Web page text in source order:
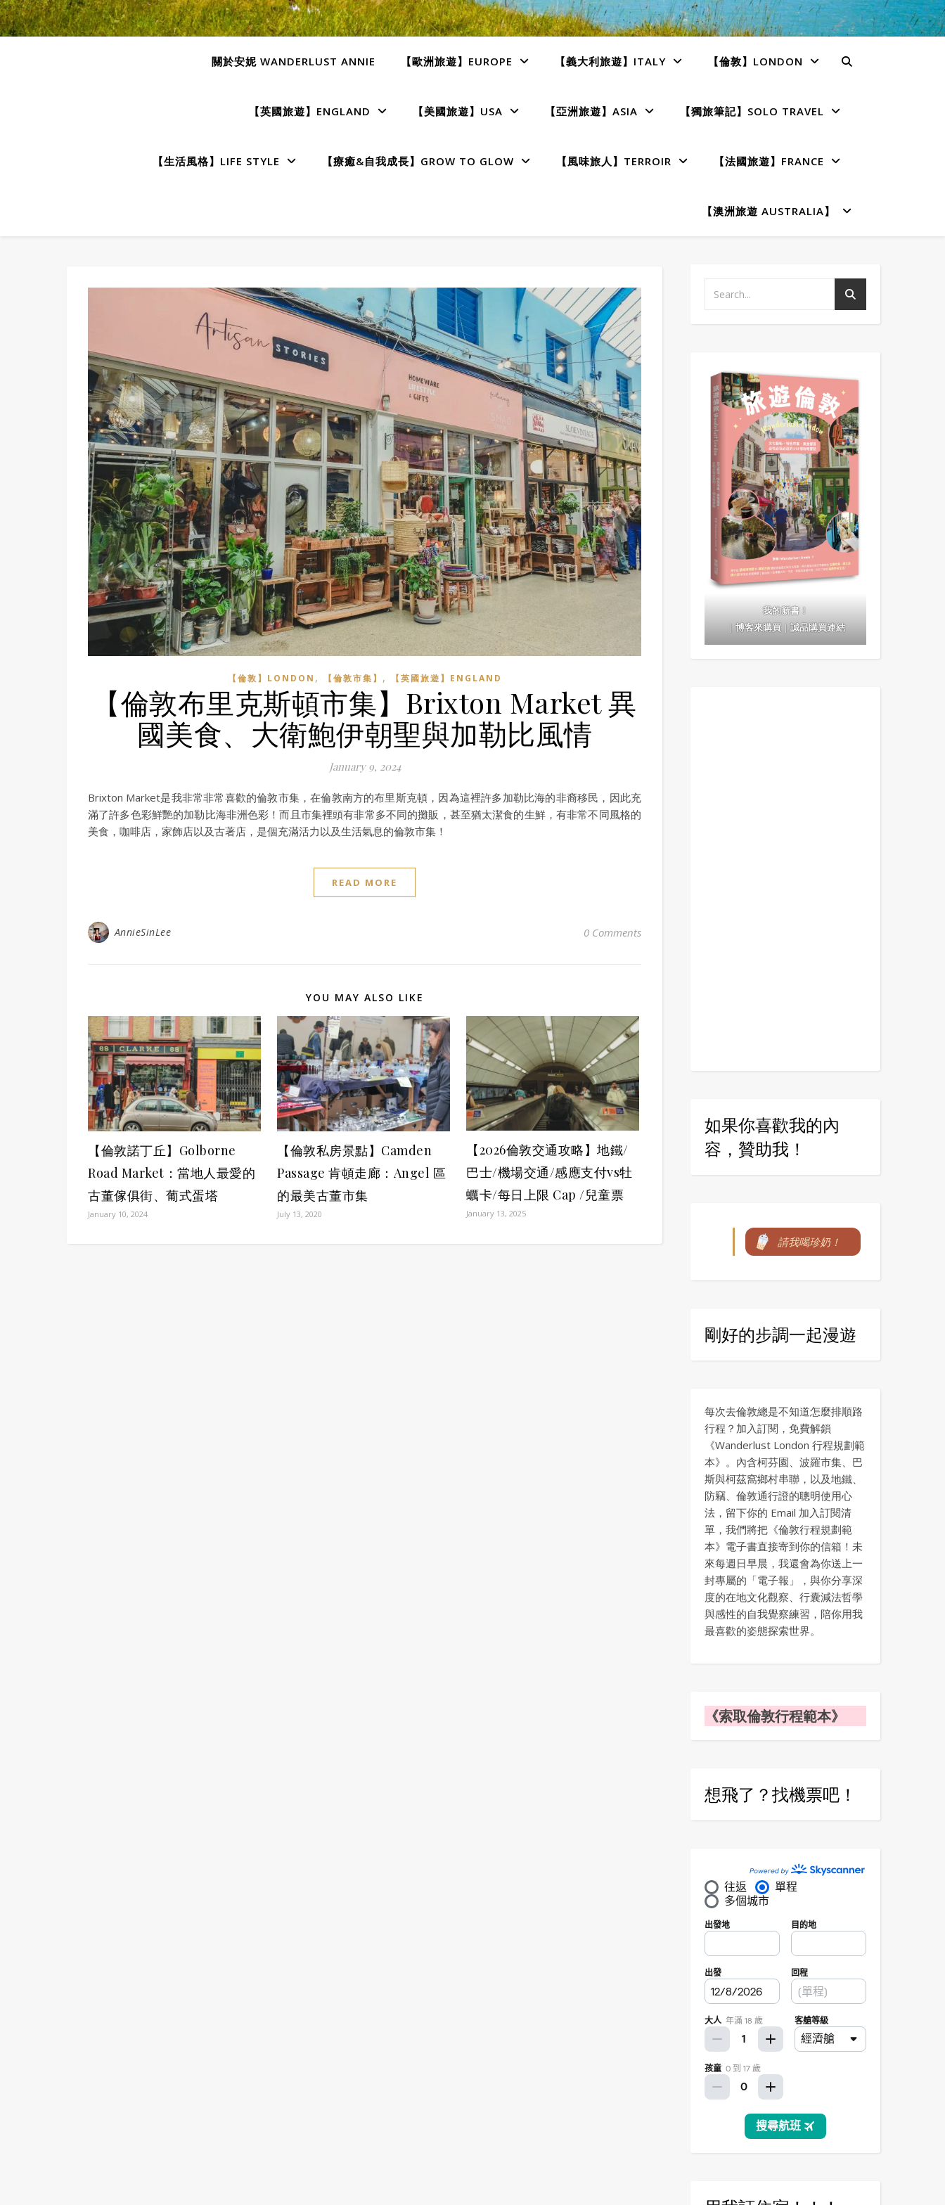
關於安妮 WANDERLUST ANNIE 【歐洲旅遊】EUROPE 【義大利旅遊】ITALY 【倫敦】LONDON
【英國旅遊】ENGLAND 【美國旅遊】USA 【亞洲旅遊】ASIA 【獨旅筆記】SOLO TRAVEL
【生活風格】LIFE STYLE 【療癒&自我成長】GROW TO GLOW 【風味旅人】TERROIR 【法國旅遊】FRANCE
【澳洲旅遊 AUSTRALIA】
【倫敦】LONDON , 【倫敦市集】 , 【英國旅遊】ENGLAND
【倫敦布里克斯頓市集】Brixton Market 異
國美食、大衛鮑伊朝聖與加勒比風情
January 9, 2024
Brixton Market是我非常非常喜歡的倫敦市集，在倫敦南方的布里斯克頓，因為這裡許多加勒比海的非裔移民，因此充
滿了許多色彩鮮艷的加勒比海非洲色彩！而且市集裡頭有非常多不同的攤販，甚至猶太潔食的生鮮，有非常不同風格的
美食，咖啡店，家飾店以及古著店，是個充滿活力以及生活氣息的倫敦市集！
READ MORE
AnnieSinLee 0 Comments
YOU MAY ALSO LIKE
【倫敦諾丁丘】Golborne
Road Market：當地人最愛的
古董傢俱街、葡式蛋塔
January 10, 2024
【倫敦私房景點】Camden
Passage 肯頓走廊：Angel 區
的最美古董市集
July 13, 2020
【2026倫敦交通攻略】地鐵/
巴士/機場交通/感應支付vs牡
蠣卡/每日上限 Cap /兒童票
January 13, 2025
我的新書！
｜博客來購買｜誠品購買連結
如果你喜歡我的內
容，贊助我！
請我喝珍奶！
剛好的步調一起漫遊
每次去倫敦總是不知道怎麼排順路
行程？加入訂閱，免費解鎖
《Wanderlust London 行程規劃範
本》。內含柯芬園、波羅市集、巴
斯與柯茲窩鄉村串聯，以及地鐵、
防竊、倫敦通行證的聰明使用心
法，留下你的 Email 加入訂閱清
單，我們將把《倫敦行程規劃範
本》電子書直接寄到你的信箱！未
來每週日早晨，我還會為你送上一
封專屬的「電子報」，與你分享深
度的在地文化觀察、行囊減法哲學
與感性的自我覺察練習，陪你用我
最喜歡的姿態探索世界。
《索取倫敦行程範本》
想飛了？找機票吧！